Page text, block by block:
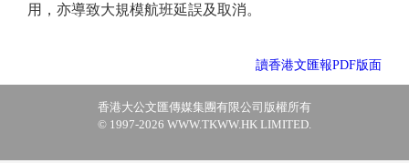
用，亦導致大規模航班延誤及取消。
讀香港文匯報PDF版面
香港大公文匯傳媒集團有限公司版權所有
© 1997-2026 WWW.TKWW.HK LIMITED.